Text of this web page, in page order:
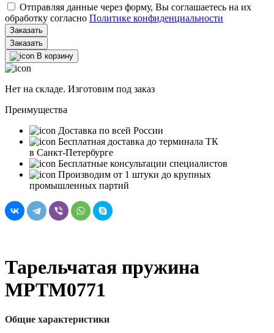
Отправляя данные через форму, Вы соглашаетесь на их
обработку согласно Политике конфиденциальности
Заказать
В корзину
Нет на складе. Изготовим под заказ
Преимущества
Доставка по всей России
Бесплатная доставка до терминала ТК
в Санкт‑Петербурге
Бесплатные консультации специалистов
Производим от 1 штуки до крупных
промышленных партий
Тарельчатая пружина
MPTM0771
Общие характеристики